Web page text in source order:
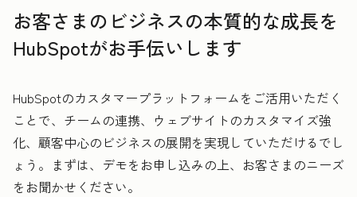
お客さまのビジネスの本質的な成長を
HubSpotがお手伝いします
HubSpotのカスタマープラットフォームをご活用いただく
ことで、チームの連携、ウェブサイトのカスタマイズ強
化、顧客中心のビジネスの展開を実現していただけるでし
ょう。まずは、デモをお申し込みの上、お客さまのニーズ
をお聞かせください。